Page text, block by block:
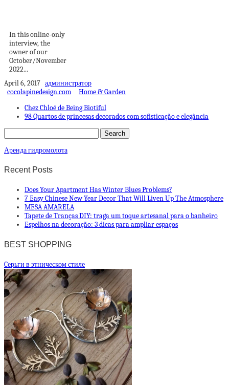
In this online-only
interview, the
owner of our
October/November
2022...
April 6, 2017 администратор
cocolapinedesign.com
Home & Garden
Chez Chloé de Being Biotiful
98 Quartos de princesas decorados com sofisticação e elegância
Аренда гидромолота
Recent Posts
Does Your Apartment Has Winter Blues Problems?
7 Easy Chinese New Year Decor That Will Liven Up The Atmosphere
MESA AMARELA
Tapete de Tranças DIY: traga um toque artesanal para o banheiro
Espelhos na decoração: 3 dicas para ampliar espaços
BEST SHOPPING
Cерьги в этническом стиле